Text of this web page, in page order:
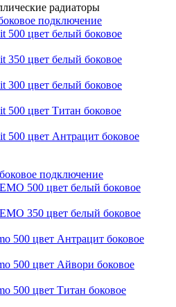
радиаторы
подключение
500 цвет белый боковое
350 цвет белый боковое
300 цвет белый боковое
500 цвет Титан боковое
500 цвет Антрацит боковое
подключение
500 цвет белый боковое
350 цвет белый боковое
500 цвет Антрацит боковое
500 цвет Айвори боковое
500 цвет Титан боковое